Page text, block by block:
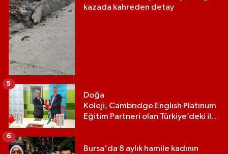
kazada kahreden detay
Doğa
Koleji, Cambrıdge Englısh Platınum
Eğitim Partneri olan Türkiye’deki ilk
5
Bursa'da 8 aylık hamile kadının
6